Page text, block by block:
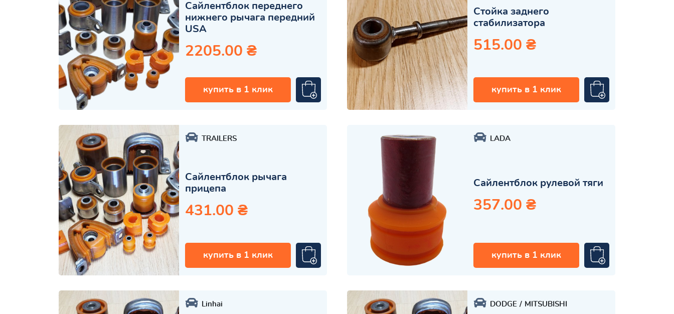
Сайлентблок переднего
нижнего рычага передний
USA
2205.00 ₴
купить в 1 клик
Стойка заднего
стабилизатора
515.00 ₴
купить в 1 клик
TRAILERS
Сайлентблок рычага
прицепа
431.00 ₴
купить в 1 клик
LADA
Сайлентблок рулевой тяги
357.00 ₴
купить в 1 клик
Linhai DODGE MITSUBISHI